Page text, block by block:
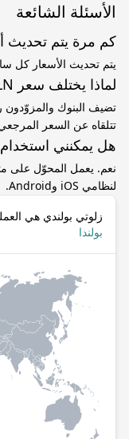
الأسئلة الشائعة
كم مرة يتم تحديث
يتم تحديث الأسعار كل
لماذا يختلف سعر PLN إلى XTZ عن سعر البنك؟
تضيف البنوك والمزوّدون
تتلقاه عن السعر
هل يمكنني
نعم. يعمل المحوّل على
لنظامي iOS وAndroid.
زلوتي بولندي هي
بولندا